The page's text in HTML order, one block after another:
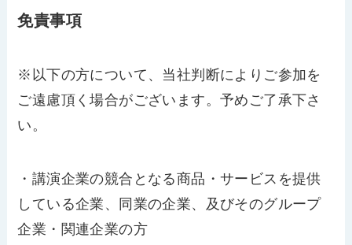
免責事項
※以下の方について、当社判断によりご参加を
ご遠慮頂く場合がございます。予めご了承下さ
い。
・講演企業の競合となる商品・サービスを提供
している企業、同業の企業、及びそのグループ
企業・関連企業の方